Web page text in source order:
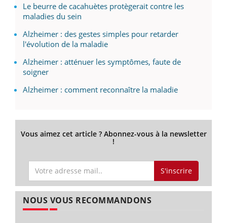
Le beurre de cacahuètes protègerait contre les
maladies du sein
Alzheimer : des gestes simples pour retarder
l'évolution de la maladie
Alzheimer : atténuer les symptômes, faute de
soigner
Alzheimer : comment reconnaître la maladie
Vous aimez cet article ? Abonnez-vous à la newsletter
!
S'inscrire
NOUS VOUS RECOMMANDONS